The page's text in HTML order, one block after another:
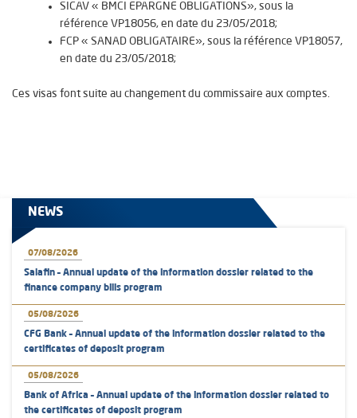
SICAV « BMCI EPARGNE OBLIGATIONS», sous la
référence VP18056, en date du 23/05/2018;
FCP « SANAD OBLIGATAIRE», sous la référence VP18057,
en date du 23/05/2018;
Ces visas font suite au changement du commissaire aux comptes.
NEWS
07/08/2026
Salafin – Annual update of the information dossier related to the
finance company bills program
05/08/2026
CFG Bank – Annual update of the information dossier related to the
certificates of deposit program
05/08/2026
Bank of Africa – Annual update of the information dossier related to
the certificates of deposit program